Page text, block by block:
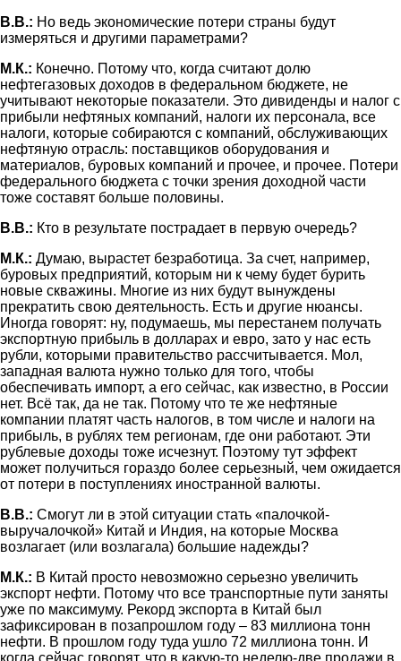
В.В.: Но ведь экономические потери страны будут
измеряться и другими параметрами?
М.К.: Конечно. Потому что, когда считают долю
нефтегазовых доходов в федеральном бюджете, не
учитывают некоторые показатели. Это дивиденды и налог с
прибыли нефтяных компаний, налоги их персонала, все
налоги, которые собираются с компаний, обслуживающих
нефтяную отрасль: поставщиков оборудования и
материалов, буровых компаний и прочее, и прочее. Потери
федерального бюджета с точки зрения доходной части
тоже составят больше половины.
В.В.: Кто в результате пострадает в первую очередь?
М.К.: Думаю, вырастет безработица. За счет, например,
буровых предприятий, которым ни к чему будет бурить
новые скважины. Многие из них будут вынуждены
прекратить свою деятельность. Есть и другие нюансы.
Иногда говорят: ну, подумаешь, мы перестанем получать
экспортную прибыль в долларах и евро, зато у нас есть
рубли, которыми правительство рассчитывается. Мол,
западная валюта нужно только для того, чтобы
обеспечивать импорт, а его сейчас, как известно, в России
нет. Всё так, да не так. Потому что те же нефтяные
компании платят часть налогов, в том числе и налоги на
прибыль, в рублях тем регионам, где они работают. Эти
рублевые доходы тоже исчезнут. Поэтому тут эффект
может получиться гораздо более серьезный, чем ожидается
от потери в поступлениях иностранной валюты.
В.В.: Смогут ли в этой ситуации стать «палочкой-
выручалочкой» Китай и Индия, на которые Москва
возлагает (или возлагала) большие надежды?
М.К.: В Китай просто невозможно серьезно увеличить
экспорт нефти. Потому что все транспортные пути заняты
уже по максимуму. Рекорд экспорта в Китай был
зафиксирован в позапрошлом году – 83 миллиона тонн
нефти. В прошлом году туда ушло 72 миллиона тонн. И
когда сейчас говорят, что в какую-то неделю-две продажи в